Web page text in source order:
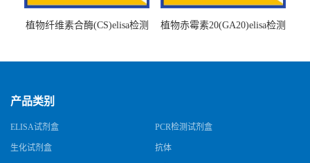
植物纤维素合酶(CS)elisa检测
植物赤霉素20(GA20)elisa检测
产品类别
ELISA试剂盒 PCR检测试剂盒
生化试剂盒 抗体